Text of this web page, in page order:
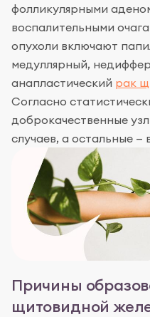
фолликулярными
воспалительными
опухоли включают
медуллярный,
анапластический рак
Согласно
доброкачественные
случаев, а остальные —
Причины
щитовидной